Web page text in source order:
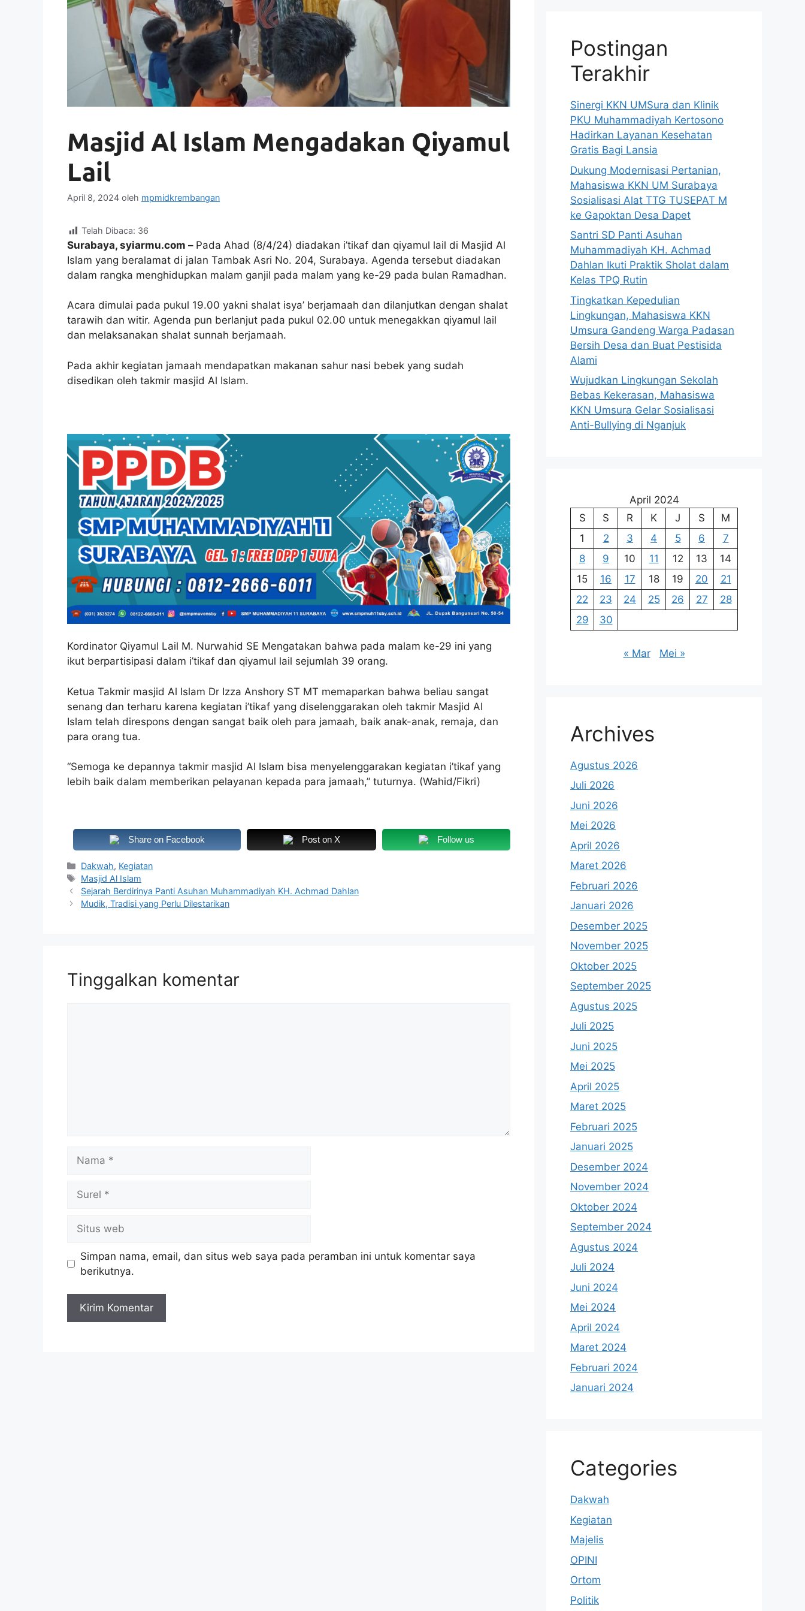
Masjid Al Islam Mengadakan Qiyamul
Lail
April 8, 2024 oleh mpmidkrembangan
Telah Dibaca: 36
Surabaya, syiarmu.com – Pada Ahad (8/4/24) diadakan i’tikaf dan qiyamul lail di Masjid Al
Islam yang beralamat di jalan Tambak Asri No. 204, Surabaya. Agenda tersebut diadakan
dalam rangka menghidupkan malam ganjil pada malam yang ke-29 pada bulan Ramadhan.
Acara dimulai pada pukul 19.00 yakni shalat isya’ berjamaah dan dilanjutkan dengan shalat
tarawih dan witir. Agenda pun berlanjut pada pukul 02.00 untuk menegakkan qiyamul lail
dan melaksanakan shalat sunnah berjamaah.
Pada akhir kegiatan jamaah mendapatkan makanan sahur nasi bebek yang sudah
disedikan oleh takmir masjid Al Islam.
Kordinator Qiyamul Lail M. Nurwahid SE Mengatakan bahwa pada malam ke-29 ini yang
ikut berpartisipasi dalam i’tikaf dan qiyamul lail sejumlah 39 orang.
Ketua Takmir masjid Al Islam Dr Izza Anshory ST MT memaparkan bahwa beliau sangat
senang dan terharu karena kegiatan i’tikaf yang diselenggarakan oleh takmir Masjid Al
Islam telah direspons dengan sangat baik oleh para jamaah, baik anak-anak, remaja, dan
para orang tua.
“Semoga ke depannya takmir masjid Al Islam bisa menyelenggarakan kegiatan i’tikaf yang
lebih baik dalam memberikan pelayanan kepada para jamaah,” tuturnya. (Wahid/Fikri)
Share on Facebook Post on X Follow us
Kategori
Dakwah, Kegiatan
Tag
Masjid Al Islam
Sejarah Berdirinya Panti Asuhan Muhammadiyah KH. Achmad Dahlan
Mudik, Tradisi yang Perlu Dilestarikan
Tinggalkan komentar
web
Simpan nama, email, dan situs web saya pada peramban ini untuk komentar saya
berikutnya.
Postingan
Terakhir
Sinergi KKN UMSura dan Klinik
PKU Muhammadiyah Kertosono
Hadirkan Layanan Kesehatan
Gratis Bagi Lansia
Dukung Modernisasi Pertanian,
Mahasiswa KKN UM Surabaya
Sosialisasi Alat TTG TUSEPAT M
ke Gapoktan Desa Dapet
Santri SD Panti Asuhan
Muhammadiyah KH. Achmad
Dahlan Ikuti Praktik Sholat dalam
Kelas TPQ Rutin
Tingkatkan Kepedulian
Lingkungan, Mahasiswa KKN
Umsura Gandeng Warga Padasan
Bersih Desa dan Buat Pestisida
Alami
Wujudkan Lingkungan Sekolah
Bebas Kekerasan, Mahasiswa
KKN Umsura Gelar Sosialisasi
Anti-Bullying di Nganjuk
April 2024
S
S R K J S
M
1
2 3 4 5 6
7
8
9 10 11 12 13
14
15
16 17 18 19 20
21
22
23 24 25 26 27
28
29
30
« Mar Mei »
Archives
Agustus 2026
Juli 2026
Juni 2026
Mei 2026
April 2026
Maret 2026
Februari 2026
Januari 2026
Desember 2025
November 2025
Oktober 2025
September 2025
Agustus 2025
Juli 2025
Juni 2025
Mei 2025
April 2025
Maret 2025
Februari 2025
Januari 2025
Desember 2024
November 2024
Oktober 2024
September 2024
Agustus 2024
Juli 2024
Juni 2024
Mei 2024
April 2024
Maret 2024
Februari 2024
Januari 2024
Categories
Dakwah
Kegiatan
Majelis
OPINI
Ortom
Politik